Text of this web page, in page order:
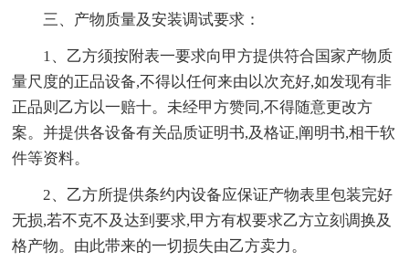
三、产物质量及安装调试要求：
1、乙方须按附表一要求向甲方提供符合国家产物质
量尺度的正品设备,不得以任何来由以次充好,如发现有非
正品则乙方以一赔十。未经甲方赞同,不得随意更改方
案。并提供各设备有关品质证明书,及格证,阐明书,相干软
件等资料。
2、乙方所提供条约内设备应保证产物表里包装完好
无损,若不克不及达到要求,甲方有权要求乙方立刻调换及
格产物。由此带来的一切损失由乙方卖力。